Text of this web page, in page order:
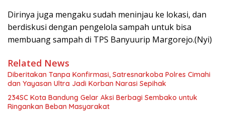
Dirinya juga mengaku sudah meninjau ke lokasi, dan
berdiskusi dengan pengelola sampah untuk bisa
membuang sampah di TPS Banyuurip Margorejo.(Nyi)
Related News
Diberitakan Tanpa Konfirmasi, Satresnarkoba Polres Cimahi
dan Yayasan Ultra Jadi Korban Narasi Sepihak
234SC Kota Bandung Gelar Aksi Berbagi Sembako untuk
Ringankan Beban Masyarakat